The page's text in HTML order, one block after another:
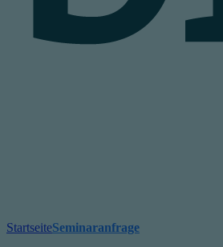
StartseiteSeminaranfrage